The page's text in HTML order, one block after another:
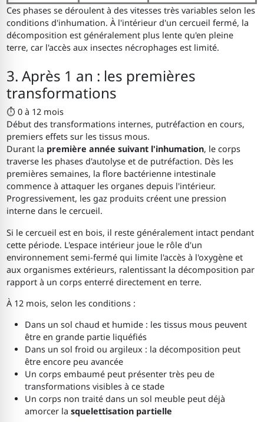
Ces phases se déroulent à des vitesses très variables selon les
conditions d'inhumation. À l'intérieur d'un cercueil fermé, la
décomposition est généralement plus lente qu'en pleine
terre, car l'accès aux insectes nécrophages est limité.
3. Après 1 an : les premières
transformations
⏱ 0 à 12 mois
Début des transformations internes, putréfaction en cours,
premiers effets sur les tissus mous.
Durant la première année suivant l'inhumation, le corps
traverse les phases d'autolyse et de putréfaction. Dès les
premières semaines, la flore bactérienne intestinale
commence à attaquer les organes depuis l'intérieur.
Progressivement, les gaz produits créent une pression
interne dans le cercueil.
Si le cercueil est en bois, il reste généralement intact pendant
cette période. L'espace intérieur joue le rôle d'un
environnement semi-fermé qui limite l'accès à l'oxygène et
aux organismes extérieurs, ralentissant la décomposition par
rapport à un corps enterré directement en terre.
À 12 mois, selon les conditions :
Dans un sol chaud et humide : les tissus mous peuvent
être en grande partie liquéfiés
Dans un sol froid ou argileux : la décomposition peut
être encore peu avancée
Un corps embaumé peut présenter très peu de
transformations visibles à ce stade
Un corps non traité dans un sol meuble peut déjà
amorcer la squelettisation partielle